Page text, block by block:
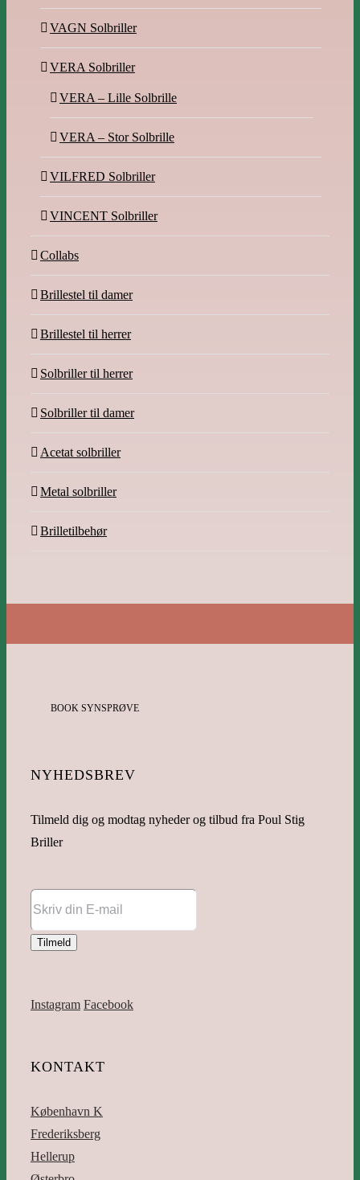
VAGN Solbriller
VERA Solbriller
VERA – Lille Solbrille
VERA – Stor Solbrille
VILFRED Solbriller
VINCENT Solbriller
Collabs
Brillestel til damer
Brillestel til herrer
Solbriller til herrer
Solbriller til damer
Acetat solbriller
Metal solbriller
Brilletilbehør
BOOK SYNSPRØVE
NYHEDSBREV
Tilmeld dig og modtag nyheder og tilbud fra Poul Stig
Briller
Instagram Facebook
KONTAKT
København K
Frederiksberg
Hellerup